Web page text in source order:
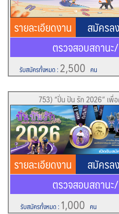
รายละเอียดงาน สมัครล
ตรวจสอบสถานะ
รับสมัครทั้งหมด:2,500 คน
753) “ปั่น ปัน รัก 2026” เพื่
รายละเอียดงาน สมัครล
ตรวจสอบสถานะ
รับสมัครทั้งหมด:1,000 คน